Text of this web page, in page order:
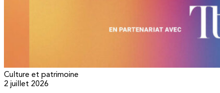
Culture et patrimoine
2 juillet 2026